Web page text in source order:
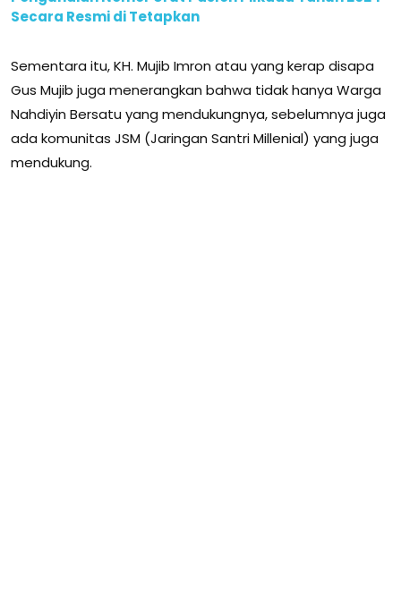
Secara Resmi di Tetapkan
Sementara itu, KH. Mujib Imron atau yang kerap disapa
Gus Mujib juga menerangkan bahwa tidak hanya Warga
Nahdiyin Bersatu yang mendukungnya, sebelumnya juga
ada komunitas JSM (Jaringan Santri Millenial) yang juga
mendukung.